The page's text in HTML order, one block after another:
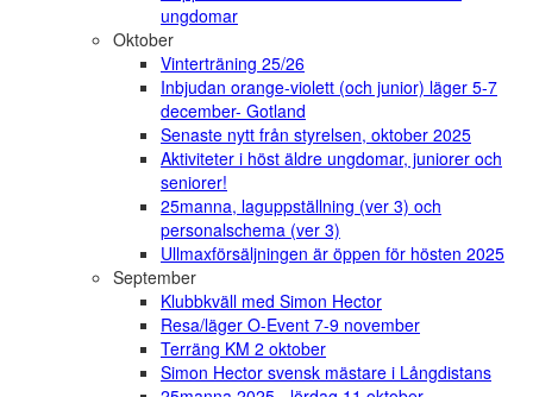
ungdomar
Oktober
Vinterträning 25/26
Inbjudan orange-violett (och junior) läger 5-7
december- Gotland
Senaste nytt från styrelsen, oktober 2025
Aktiviteter i höst äldre ungdomar, juniorer och
seniorer!
25manna, laguppställning (ver 3) och
personalschema (ver 3)
Ullmaxförsäljningen är öppen för hösten 2025
September
Klubbkväll med Simon Hector
Resa/läger O-Event 7-9 november
Terräng KM 2 oktober
Simon Hector svensk mästare i Långdistans